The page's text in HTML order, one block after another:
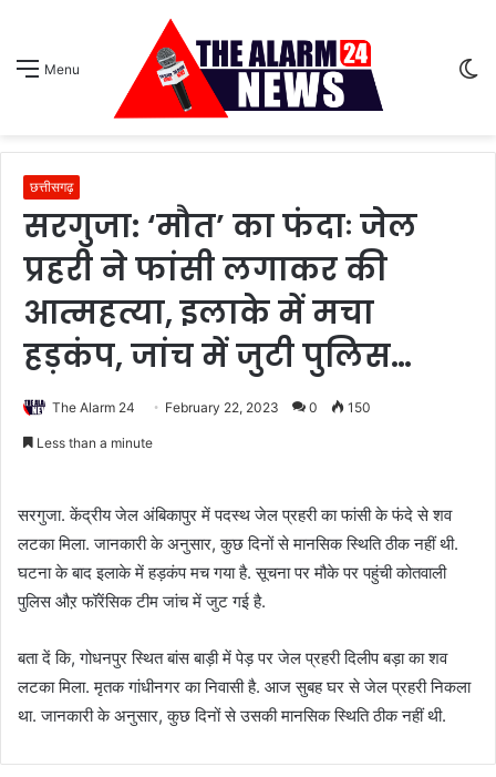
Menu
छत्तीसगढ़
सरगुजा: ‘मौत’ का फंदाः जेल
प्रहरी ने फांसी लगाकर की
आत्महत्या, इलाके में मचा
हड़कंप, जांच में जुटी पुलिस…
The Alarm 24 February 22, 2023 0 150
Less than a minute
सरगुजा. केंद्रीय जेल अंबिकापुर में पदस्थ जेल प्रहरी का फांसी के फंदे से शव
लटका मिला. जानकारी के अनुसार, कुछ दिनों से मानसिक स्थिति ठीक नहीं थी.
घटना के बाद इलाके में हड़कंप मच गया है. सूचना पर मौके पर पहुंची कोतवाली
पुलिस औऱ फॉरेंसिक टीम जांच में जुट गई है.
बता दें कि, गोधनपुर स्थित बांस बाड़ी में पेड़ पर जेल प्रहरी दिलीप बड़ा का शव
लटका मिला. मृतक गांधीनगर का निवासी है. आज सुबह घर से जेल प्रहरी निकला
था. जानकारी के अनुसार, कुछ दिनों से उसकी मानसिक स्थिति ठीक नहीं थी.